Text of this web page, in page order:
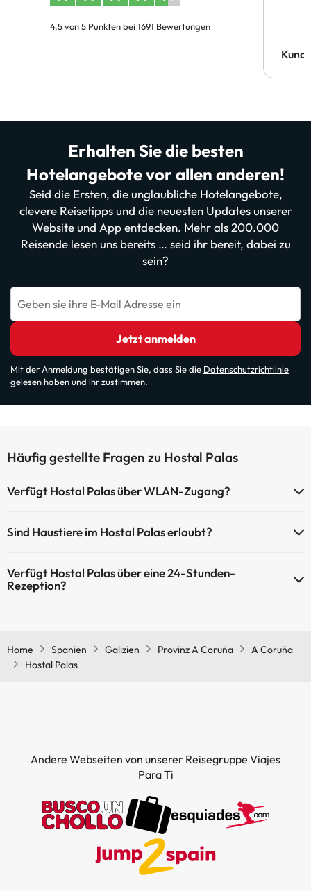
4.5 von 5 Punkten bei 1691 Bewertungen
Erhalten Sie die besten
Hotelangebote vor allen anderen!
Seid die Ersten, die unglaubliche Hotelangebote,
clevere Reisetipps und die neuesten Updates unserer
Website und App entdecken. Mehr als 200.000
Reisende lesen uns bereits … seid ihr bereit, dabei zu
sein?
Geben sie ihre E-Mail Adresse ein
Jetzt anmelden
Mit der Anmeldung bestätigen Sie, dass Sie die Datenschutzrichtlinie
gelesen haben und ihr zustimmen.
Häufig gestellte Fragen zu Hostal Palas
Verfügt Hostal Palas über WLAN-Zugang?
Sind Haustiere im Hostal Palas erlaubt?
Verfügt Hostal Palas über eine 24-Stunden-
Rezeption?
Home Spanien Galizien Provinz A Coruña
A Coruña
Hostal Palas
Andere Webseiten von unserer Reisegruppe Viajes
Para Ti